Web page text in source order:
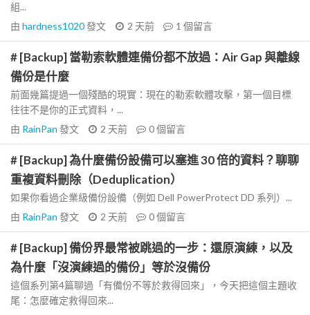
組...
由 hardness1020發文 2 天前 1 個留言
# [Backup] 當勒索軟體連備份都不放過：Air Gap 與離線
備份是什麼
前面幾篇提過一個殘酷的現實：現在的勒索軟體攻擊，第一個目標
往往不是你的正式資料，...
由 RainPan 發文 2 天前 0個留言
# [Backup] 為什麼備份設備可以塞進 30 倍的資料？聊聊
重複資料刪除（Deduplication）
如果你看過企業級備份設備（例如 Dell PowerProtect DD 系列）...
由 RainPan 發文 2 天前 0個留言
# [Backup] 備份界最常被跳過的一步：還原演練，以及
為什麼「沒演練過的備份」等於沒備份
這個系列第4篇聊過「有備份不等於救得回來」，今天把這個主題收
尾：怎麼確定救得回來...